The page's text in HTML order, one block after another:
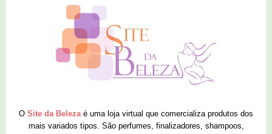
O Site da Belezaé uma loja virtual que comercializa produtos dos
mais variados tipos. São perfumes, finalizadores, shampoos,